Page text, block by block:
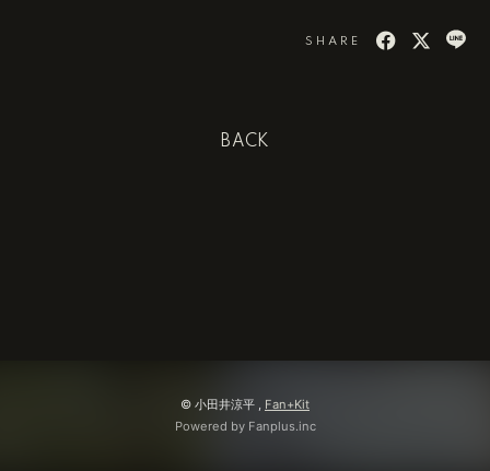
SHARE
BACK
© 小田井涼平 , Fan+Kit
Powered by Fanplus.inc